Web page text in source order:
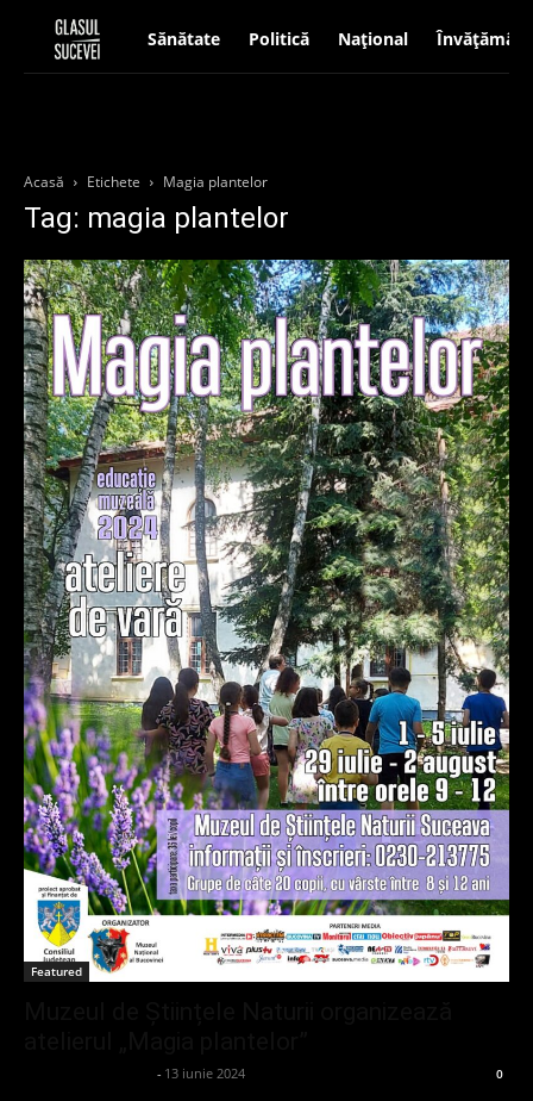
Sănătate Politică Național Învățământ
Acasă Etichete Magia plantelor
Tag: magia plantelor
Featured
- 13 iunie 2024 0